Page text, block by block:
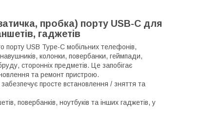
пробка) порту USB-C для
гаджетів
порту USB Type-C мобільних телефонів,
колонки, повербанки, геймпади,
сторонніх предметів. Це запобігає
та ремонт пристрою.
просте встановлення / зняття та
повербанків, ноутбуків та інших гаджетів, у